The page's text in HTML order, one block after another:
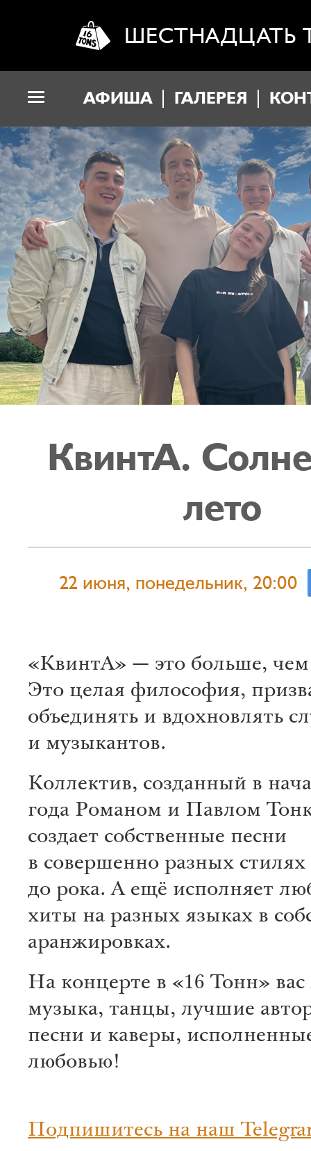
ШЕСТНАДЦАТЬ
АФИША ГАЛЕРЕЯ
КвинтА.
лето
22 июня, понедельник, 20:00
«КвинтА» — это больше, чем
Это целая философия,
объединять и вдохновлять
и музыкантов.
Коллектив, созданный в
года Романом и Павлом
создает собственные песни
в совершенно разных стилях
до рока. А ещё исполняет
хиты на разных языках в
аранжировках.
На концерте в «16 Тонн»
музыка, танцы, лучшие
песни и каверы,
любовью!
Подпишитесь на наш